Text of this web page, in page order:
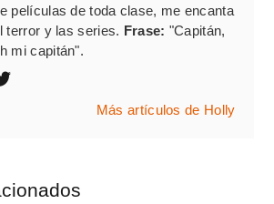
películas de toda clase, me encanta
terror y las series. Frase: "Capitán,
mi capitán".
Más artículos de Holly